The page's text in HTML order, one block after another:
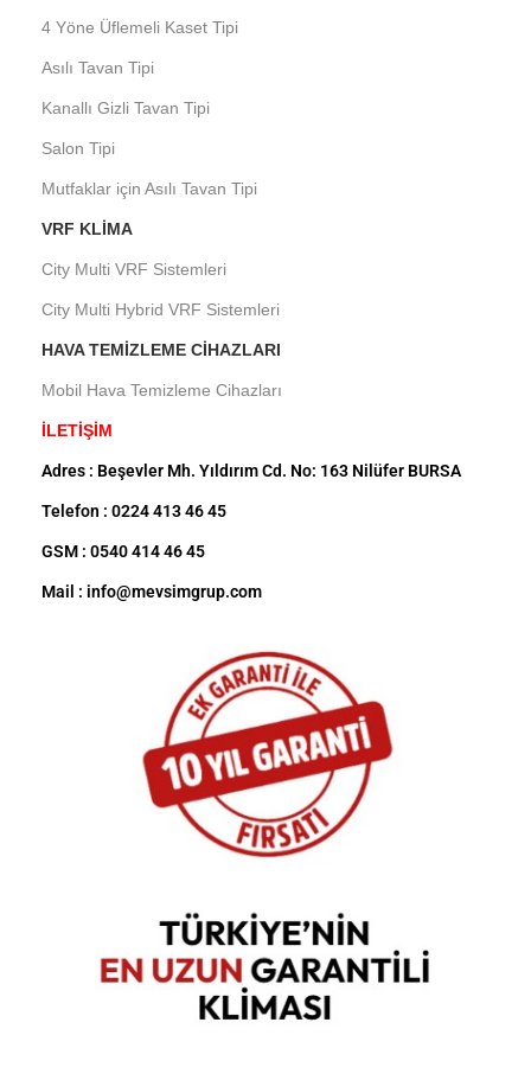
4 Yöne Üflemeli Kaset Tipi
Asılı Tavan Tipi
Kanallı Gizli Tavan Tipi
Salon Tipi
Mutfaklar için Asılı Tavan Tipi
VRF KLIMA
City Multi VRF Sistemleri
City Multi Hybrid VRF Sistemleri
HAVA TEMIZLEME CIHAZLARI
Mobil Hava Temizleme Cihazları
İLETİŞİM
Adres : Beşevler Mh. Yıldırım Cd. No: 163 Nilüfer BURSA
Telefon : 0224 413 46 45
GSM : 0540 414 46 45
Mail : info@mevsimgrup.com